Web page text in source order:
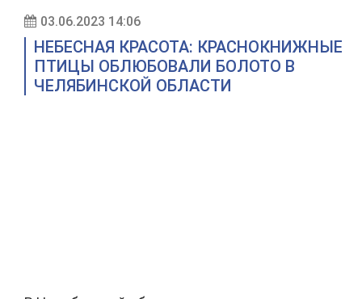
03.06.2023 14:06
НЕБЕСНАЯ КРАСОТА: КРАСНОКНИЖНЫЕ
ПТИЦЫ ОБЛЮБОВАЛИ БОЛОТО В
ЧЕЛЯБИНСКОЙ ОБЛАСТИ